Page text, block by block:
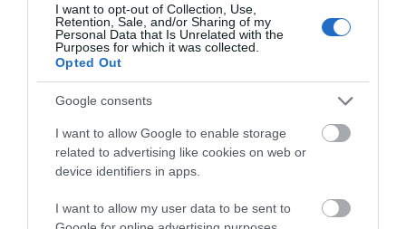
I want to opt-out of Collection, Use,
Retention, Sale, and/or Sharing of my
Personal Data that Is Unrelated with the
Purposes for which it was collected.
Opted Out
Google consents
I want to allow Google to enable storage
related to advertising like cookies on web or
device identifiers in apps.
I want to allow my user data to be sent to
06.08.2026 | 14:45
Απόψε πάμε όλοι στα Άνω Στύρα
της Εύβοιας!
06.08.2026 | 14:30
Σε αυτή την περιοχή της Εύβοιας
θα γίνει σήμερα πανηγύρι
06.08.2026 | 14:15
Χαλκίδα: Νέο
μεταγραφικό μπαμ
από την ΑΓΕΧ
Α. Ο. Χαλκίς: Ξεκινά
προετοιμασία με τον
κόσμο στο πλευρό του!
Δείτε πότε